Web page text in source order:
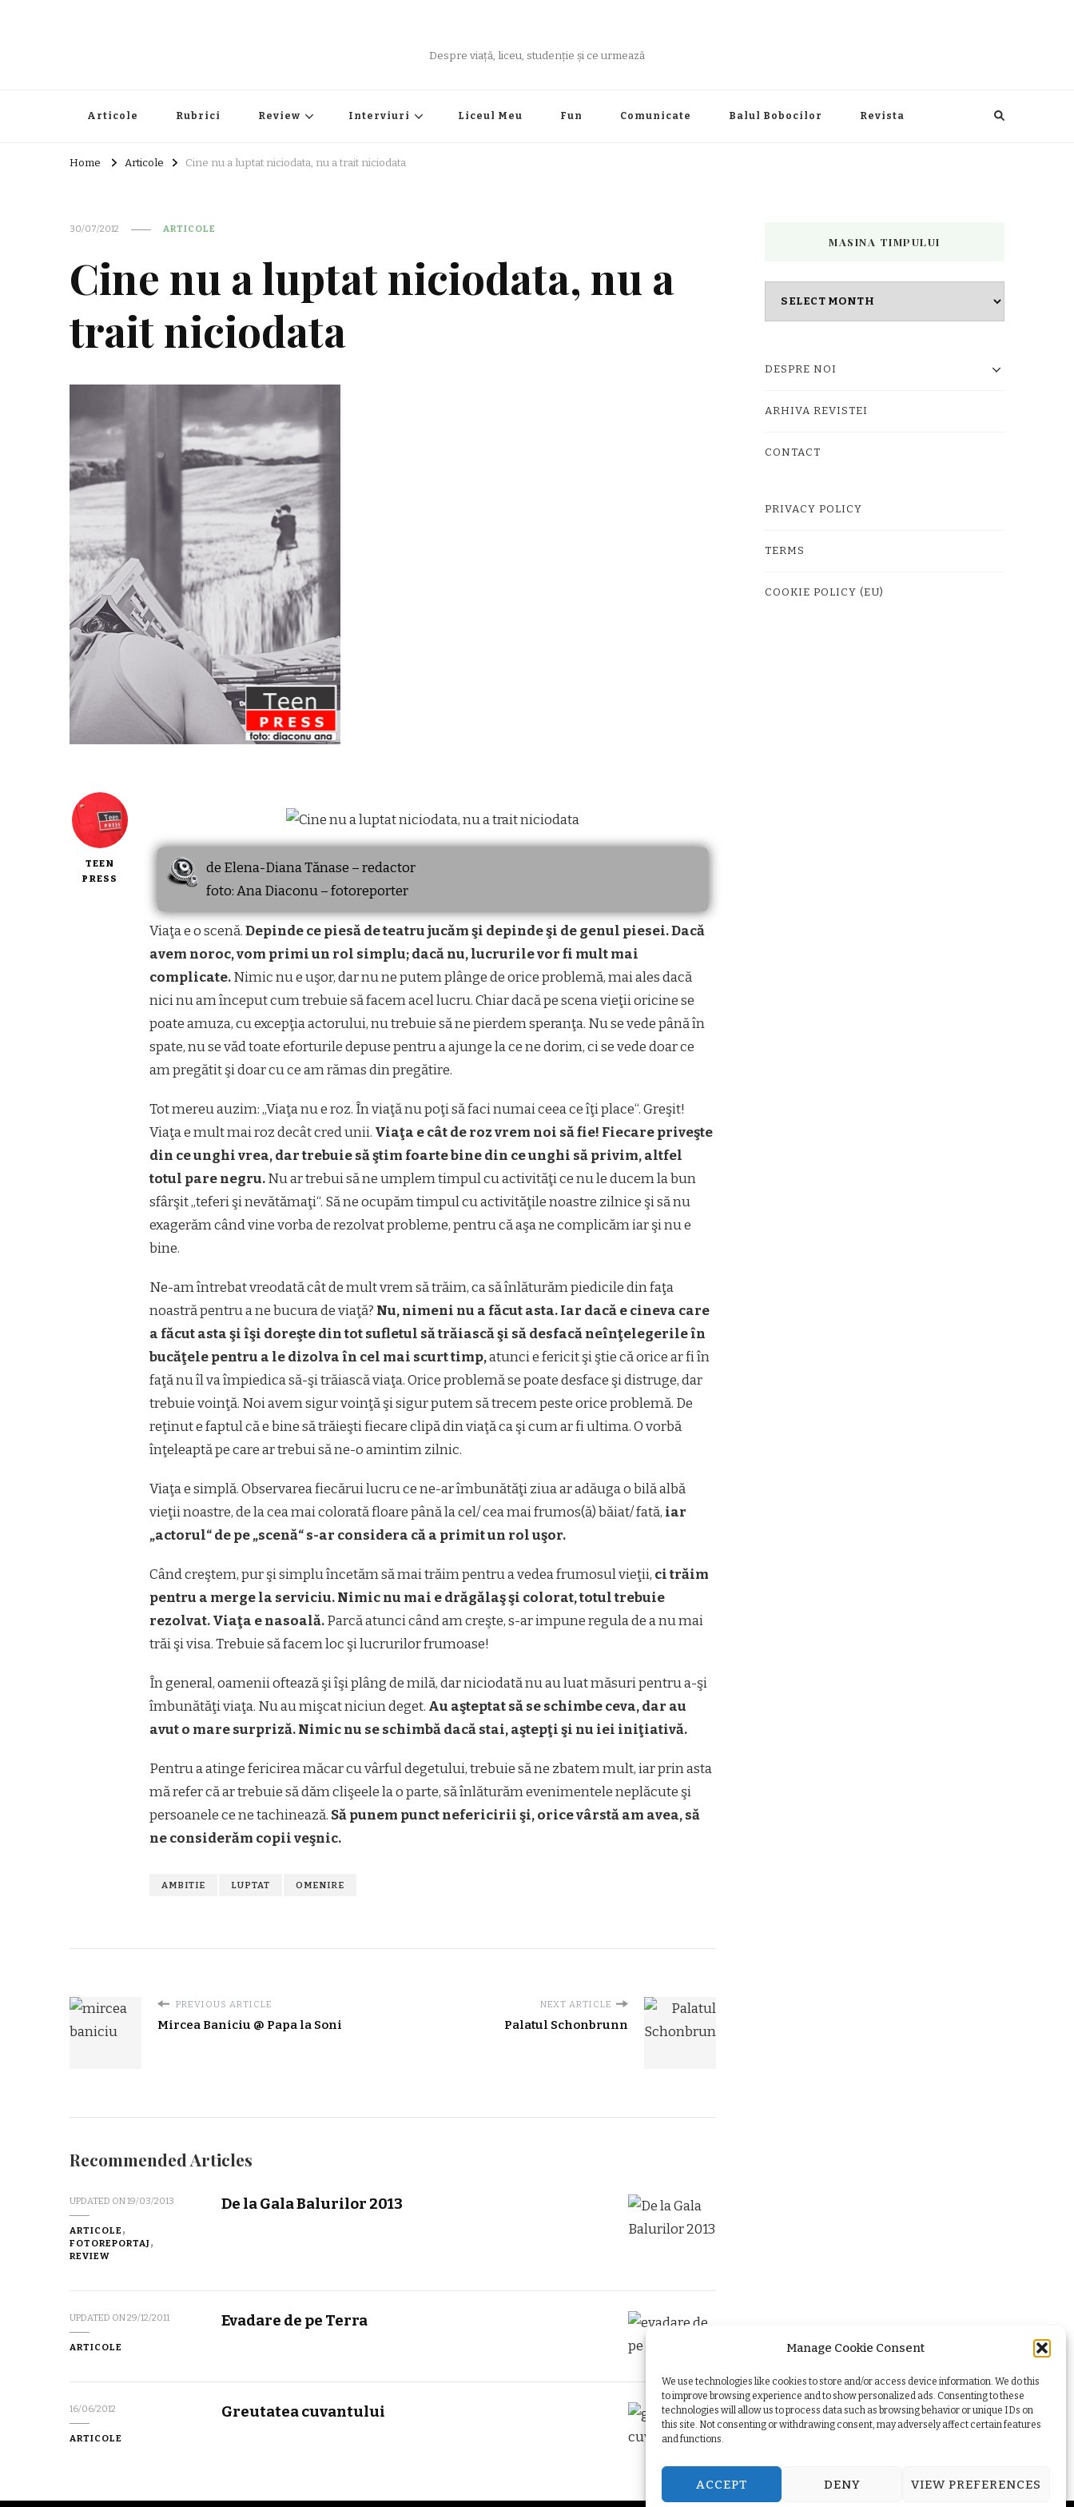
Manage Cookie Consent
We use technologies like cookies to store and/or access device information. We do this
to improve browsing experience and to show personalized ads. Consenting to these
technologies will allow us to process data such as browsing behavior or unique IDs on
this site. Not consenting or withdrawing consent, may adversely affect certain features
and functions.
ACCEPT DENY VIEW PREFERENCES
Despre viață, liceu, studenție și ce urmează
Articole Rubrici Review Interviuri Liceul Meu Fun Comunicate Balul Bobocilor Revista
Home Articole Cine nu a luptat niciodata, nu a trait niciodata
30/07/2012 ARTICOLE
Cine nu a luptat niciodata, nu a
trait niciodata
TEEN
PRESS
de Elena-Diana Tănase – redactor
foto: Ana Diaconu – fotoreporter
Viaţa e o scenă.Depinde ce piesă de teatru jucăm şi depinde şi de genul piesei. Dacă
avem noroc, vom primi un rol simplu; dacă nu, lucrurile vor fi mult mai
complicate.Nimic nu e uşor, dar nu ne putem plânge de orice problemă, mai ales dacă
nici nu am început cum trebuie să facem acel lucru. Chiar dacă pe scena vieţii oricine se
poate amuza, cu excepţia actorului, nu trebuie să ne pierdem speranţa. Nu se vede până în
spate, nu se văd toate eforturile depuse pentru a ajunge la ce ne dorim, ci se vede doar ce
am pregătit şi doar cu ce am rămas din pregătire.
Tot mereu auzim: „Viaţa nu e roz. În viaţă nu poţi să faci numai ceea ce îţi place“. Greşit!
Viaţa e mult mai roz decât cred unii. Viaţa e cât de roz vrem noi să fie! Fiecare priveşte
din ce unghi vrea, dar trebuie să ştim foarte bine din ce unghi să privim, altfel
totul pare negru.Nu ar trebui să ne umplem timpul cu activităţi ce nu le ducem la bun
sfârşit „teferi şi nevătămaţi“. Să ne ocupăm timpul cu activităţile noastre zilnice şi să nu
exagerăm când vine vorba de rezolvat probleme, pentru că aşa ne complicăm iar şi nu e
bine.
Ne-am întrebat vreodată cât de mult vrem să trăim, ca să înlăturăm piedicile din faţa
noastră pentru a ne bucura de viaţă? Nu, nimeni nu a făcut asta. Iar dacă e cineva care
a făcut asta şi îşi doreşte din tot sufletul să trăiască şi să desfacă neînţelegerile în
bucăţele pentru a le dizolva în cel mai scurt timp,atunci e fericit şi ştie că orice ar fi în
faţă nu îl va împiedica să-şi trăiască viaţa. Orice problemă se poate desface şi distruge, dar
trebuie voinţă. Noi avem sigur voinţă şi sigur putem să trecem peste orice problemă. De
reţinut e faptul că e bine să trăieşti fiecare clipă din viaţă ca şi cum ar fi ultima. O vorbă
înţeleaptă pe care ar trebui să ne-o amintim zilnic.
Viaţa e simplă. Observarea fiecărui lucru ce ne-ar îmbunătăţi ziua ar adăuga o bilă albă
vieţii noastre, de la cea mai colorată floare până la cel/ cea mai frumos(ă) băiat/ fată, iar
„actorul“ de pe „scenă“ s-ar considera că a primit un rol uşor.
Când creştem, pur şi simplu încetăm să mai trăim pentru a vedea frumosul vieţii, ci trăim
pentru a merge la serviciu. Nimic nu mai e drăgălaş şi colorat, totul trebuie
rezolvat. Viaţa e nasoală.Parcă atunci când am creşte, s-ar impune regula de a nu mai
trăi şi visa. Trebuie să facem loc şi lucrurilor frumoase!
În general, oamenii oftează şi îşi plâng de milă, dar niciodată nu au luat măsuri pentru a-şi
îmbunătăţi viaţa. Nu au mişcat niciun deget. Au aşteptat să se schimbe ceva, dar au
avut o mare surpriză. Nimic nu se schimbă dacă stai, aştepţi şi nu iei iniţiativă.
Pentru a atinge fericirea măcar cu vârful degetului, trebuie să ne zbatem mult, iar prin asta
mă refer că ar trebuie să dăm clişeele la o parte, să înlăturăm evenimentele neplăcute şi
persoanele ce ne tachinează. Să punem punct nefericirii şi, orice vârstă am avea, să
ne considerăm copii veşnic.
AMBITIE LUPTAT OMENIRE
PREVIOUS ARTICLE
Mircea Baniciu @ Papa la Soni
NEXT ARTICLE
Palatul Schonbrunn
Recommended Articles
UPDATED ON19/03/2013
ARTICOLE
FOTOREPORTAJ
REVIEW
De la Gala Balurilor 2013
UPDATED ON29/12/2011
ARTICOLE
Evadare de pe Terra
16/06/2012
ARTICOLE
Greutatea cuvantului
MASINA TIMPULUI
DESPRE NOI
ARHIVA REVISTEI
CONTACT
PRIVACY POLICY
TERMS
COOKIE POLICY (EU)